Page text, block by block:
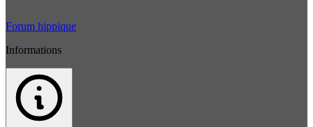
Forum hippique
Informations